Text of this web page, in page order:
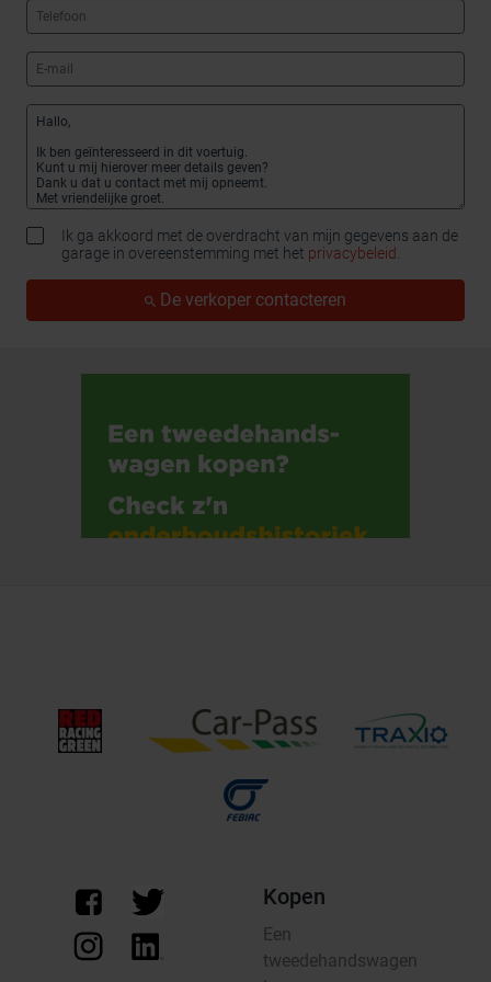
Ik ga akkoord met de overdracht van mijn gegevens aan de
garage in overeenstemming met het privacybeleid.
De verkoper contacteren
Kopen
Een
tweedehandswagen